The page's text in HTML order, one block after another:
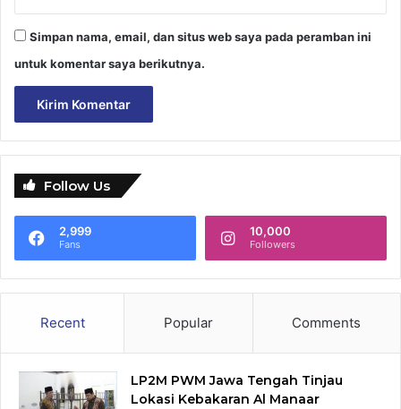
Simpan nama, email, dan situs web saya pada peramban ini
untuk komentar saya berikutnya.
Follow Us
2,999
Fans
10,000
Followers
Recent Popular Comments
LP2M PWM Jawa Tengah Tinjau
Lokasi Kebakaran Al Manaar